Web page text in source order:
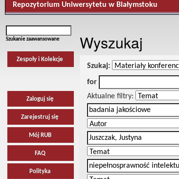
Repozytorium Uniwersytetu w Białymstoku
Szukanie zaawansowane
Zespoły i Kolekcje
Zaloguj się
Zarejestruj się
Mój RUB
FAQ
Polityka
Wyszukaj
Szukaj:
for
Aktualne filtry: